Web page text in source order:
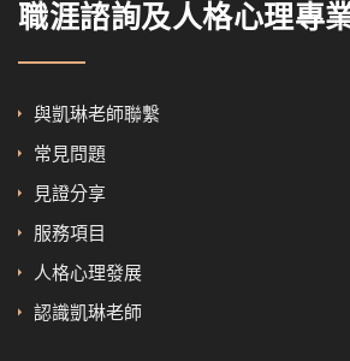
職涯諮詢及人格心理專
與凱琳老師聯繫
常見問題
見證分享
服務項目
人格心理發展
認識凱琳老師